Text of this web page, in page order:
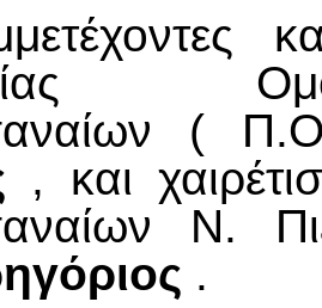
(
, και
Ν.
.